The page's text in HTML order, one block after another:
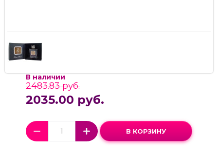
В наличии
2483.83 руб.
2035.00 руб.
В КОРЗИНУ